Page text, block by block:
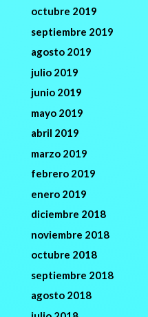
octubre 2019
septiembre 2019
agosto 2019
julio 2019
junio 2019
mayo 2019
abril 2019
marzo 2019
febrero 2019
enero 2019
diciembre 2018
noviembre 2018
octubre 2018
septiembre 2018
agosto 2018